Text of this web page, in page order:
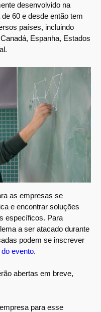
desenvolvido na
60 e desde então tem
países, incluindo
Espanha, Estados
as empresas se
e encontrar soluções
específicos. Para
a ser atacado durante
podem se inscrever
evento.
abertas em breve,
para esse